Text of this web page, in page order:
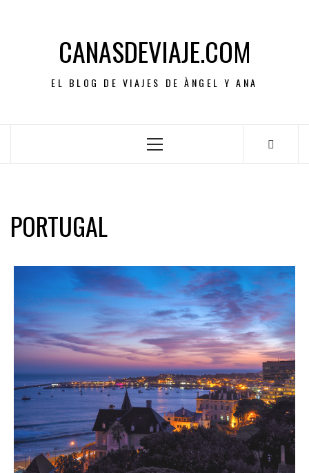
CANASDEVIAJE.COM
EL BLOG DE VIAJES DE ÀNGEL Y ANA
PORTUGAL